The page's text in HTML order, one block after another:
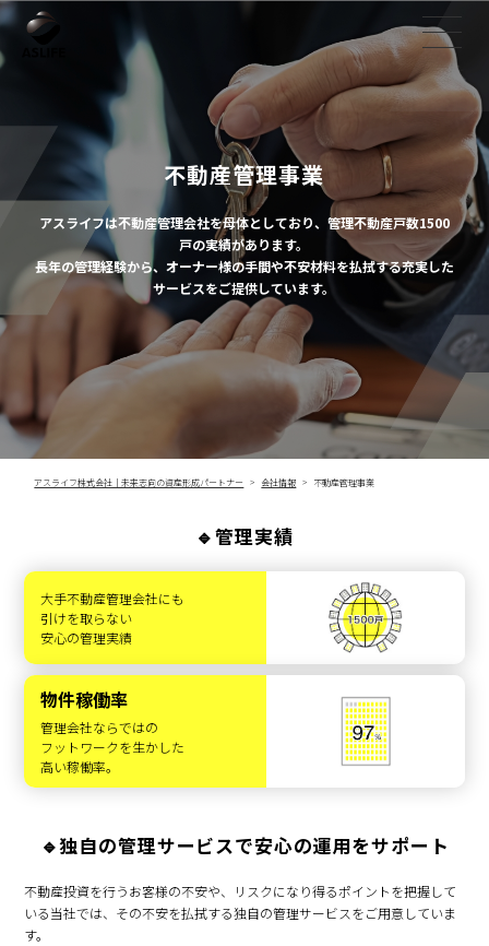
不動産管理事業
アスライフは不動産管理会社を母体としており、管理不動産戸数1500
戸の実績があります。
長年の管理経験から、オーナー様の手間や不安材料を払拭する充実した
サービスをご提供しています。
アスライフ株式会社｜未来志向の資産形成パートナー 会社情報 不動産管理事業
🔹管理実績
大手不動産管理会社にも
引けを取らない
安心の管理実績
物件稼働率
管理会社ならではの
フットワークを生かした
高い稼働率。
🔹独自の管理サービスで安心の運用をサポート
不動産投資を行うお客様の不安や、リスクになり得るポイントを把握して
いる当社では、その不安を払拭する独自の管理サービスをご用意していま
す。